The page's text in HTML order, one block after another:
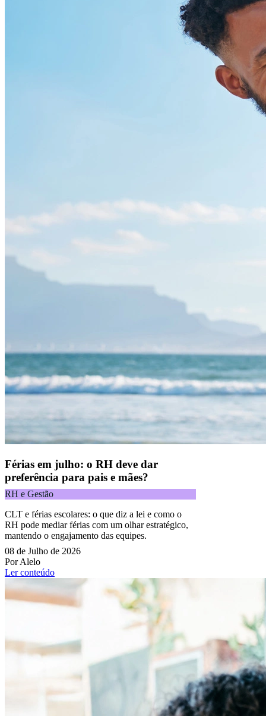
Férias em julho: o RH deve dar
preferência para pais e mães?
RH e Gestão
CLT e férias escolares: o que diz a lei e como o
RH pode mediar férias com um olhar estratégico,
mantendo o engajamento das equipes.
08 de Julho de 2026
Por Alelo
Ler conteúdo